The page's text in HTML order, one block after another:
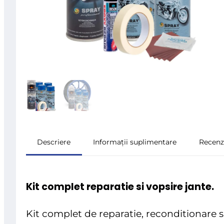
Descriere Informații suplimentare
Kit complet reparatie si vopsire jante.
Kit complet de reparatie, reconditionare